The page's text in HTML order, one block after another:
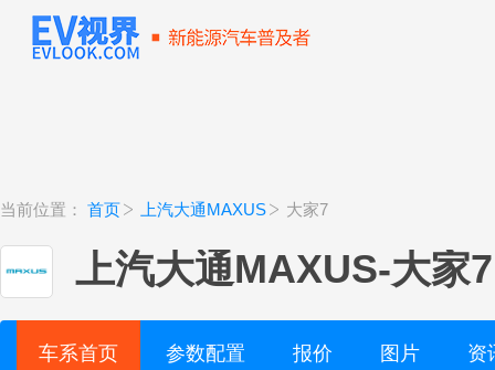
当前位置： 首页 上汽大通MAXUS 大家7
上汽大通MAXUS-大家7
车系首页 参数配置 报价 图片 资